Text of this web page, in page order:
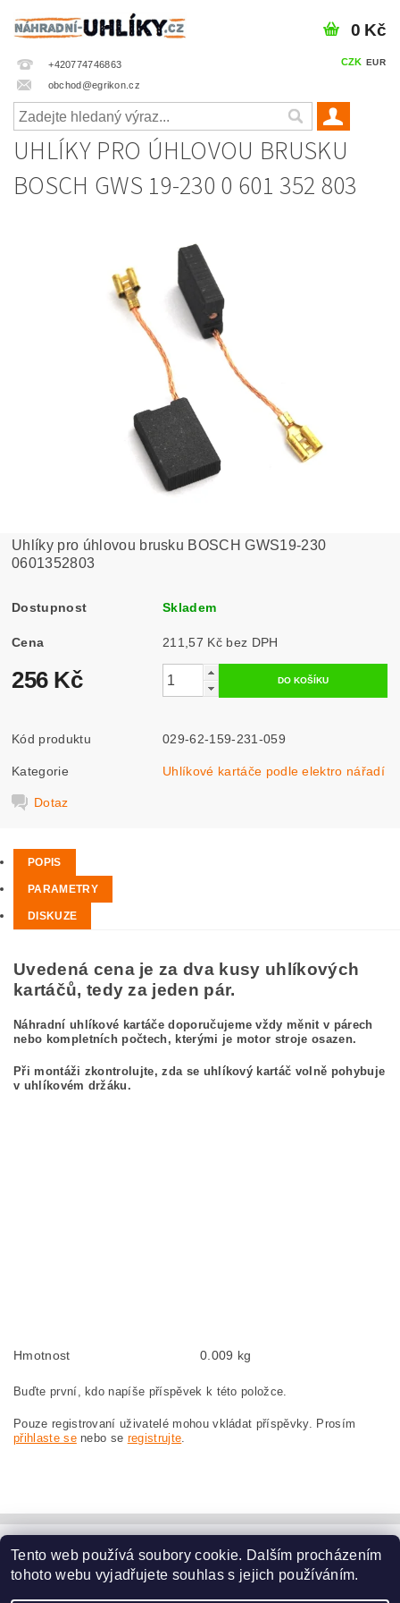
+420774746863
obchod@egrikon.cz
CZK EUR
0 Kč
UHLÍKY PRO ÚHLOVOU BRUSKU
BOSCH GWS 19-230 0 601 352 803
Uhlíky pro úhlovou brusku BOSCH GWS19-230
0601352803
Dostupnost Skladem
Cena 211,57 Kč bez DPH
256 Kč
Kód produktu 029-62-159-231-059
Kategorie Uhlíkové kartáče podle elektro nářadí
Dotaz
POPIS
PARAMETRY
DISKUZE
Uvedená cena je za dva kusy uhlíkových
kartáčů, tedy za jeden pár.
Náhradní uhlíkové kartáče doporučujeme vždy měnit v párech
nebo kompletních počtech, kterými je motor stroje osazen.
Při montáži zkontrolujte, zda se uhlíkový kartáč volně pohybuje
v uhlíkovém držáku.
Hmotnost 0.009 kg
Buďte první, kdo napíše příspěvek k této položce.
Pouze registrovaní uživatelé mohou vkládat příspěvky. Prosím
přihlaste senebo se registrujte.
www.dodilny.cz
Tento web používá soubory cookie. Dalším procházením
tohoto webu vyjadřujete souhlas s jejich používáním.